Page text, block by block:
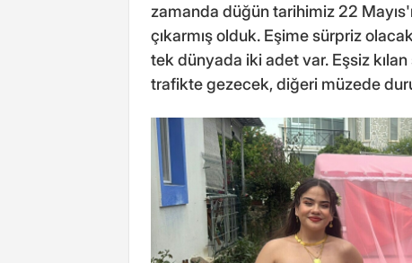
zamanda düğün tarihimiz 22
çıkarmış olduk. Eşime sürpriz
tek dünyada iki adet var. Eşsiz
trafikte gezecek, diğeri müzede